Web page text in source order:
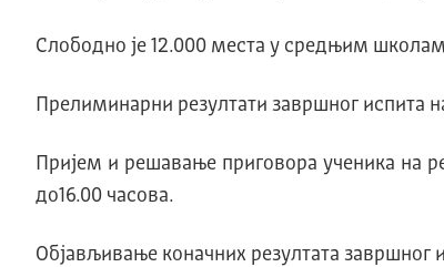
Слободно је 12.000 места у средњим
Прелиминарни резултати завршног испита
Пријем и решавање приговора ученика на
до16.00 часова.
Објављивање коначних резултата завршног